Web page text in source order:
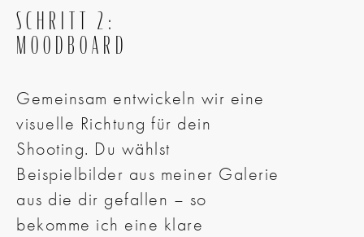
SCHRITT 2:
MOODBOARD
Gemeinsam entwickeln wir eine
visuelle Richtung für dein
Shooting. Du wählst
Beispielbilder aus meiner Galerie
aus die dir gefallen – so
bekomme ich eine klare